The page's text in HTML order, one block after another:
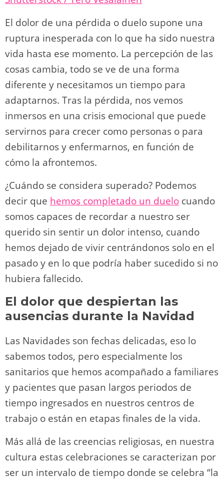
o
n
m p
p
o
o
k
k
El dolor de una pérdida o duelo supone una
ruptura inesperada con lo que ha sido nuestra
vida hasta ese momento. La percepción de las
cosas cambia, todo se ve de una forma
diferente y necesitamos un tiempo para
adaptarnos. Tras la pérdida, nos vemos
inmersos en una crisis emocional que puede
servirnos para crecer como personas o para
debilitarnos y enfermarnos, en función de
cómo la afrontemos.
¿Cuándo se considera superado? Podemos
decir que hemos completado un duelo cuando
somos capaces de recordar a nuestro ser
querido sin sentir un dolor intenso, cuando
hemos dejado de vivir centrándonos solo en el
pasado y en lo que podría haber sucedido si no
hubiera fallecido.
El dolor que despiertan las
ausencias durante la Navidad
Las Navidades son fechas delicadas, eso lo
sabemos todos, pero especialmente los
sanitarios que hemos acompañado a familiares
y pacientes que pasan largos periodos de
tiempo ingresados en nuestros centros de
trabajo o están en etapas finales de la vida.
Más allá de las creencias religiosas, en nuestra
cultura estas celebraciones se caracterizan por
ser un intervalo de tiempo donde se celebra “la